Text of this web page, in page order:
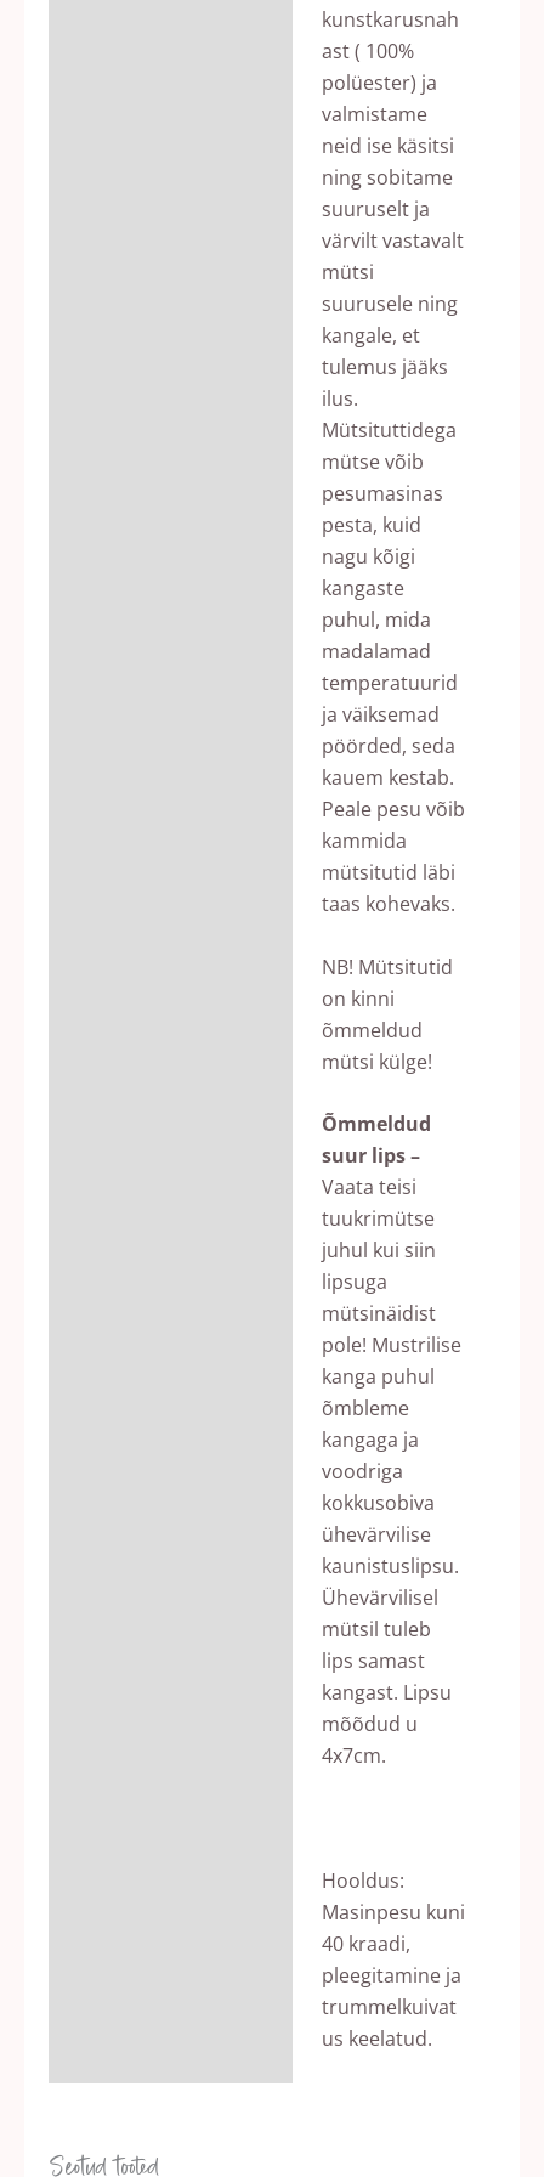
kunstkarusnah
ast ( 100%
polüester) ja
valmistame
neid ise käsitsi
ning sobitame
suuruselt ja
värvilt vastavalt
mütsi
suurusele ning
kangale, et
tulemus jääks
ilus.
Mütsituttidega
mütse võib
pesumasinas
pesta, kuid
nagu kõigi
kangaste
puhul, mida
madalamad
temperatuurid
ja väiksemad
pöörded, seda
kauem kestab.
Peale pesu võib
kammida
mütsitutid läbi
taas kohevaks.
NB! Mütsitutid
on kinni
õmmeldud
mütsi külge!
Õmmeldud
suur lips –
Vaata teisi
tuukrimütse
juhul kui siin
lipsuga
mütsinäidist
pole! Mustrilise
kanga puhul
õmbleme
kangaga ja
voodriga
kokkusobiva
ühevärvilise
kaunistuslipsu.
Ühevärvilisel
mütsil tuleb
lips samast
kangast. Lipsu
mõõdud u
4x7cm.
Hooldus:
Masinpesu kuni
40 kraadi,
pleegitamine ja
trummelkuivat
us keelatud.
Seotud tooted